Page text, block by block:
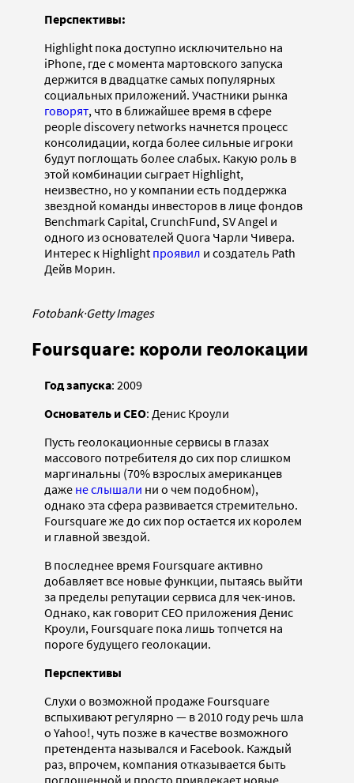
Перспективы:
Highlight пока доступно исключительно на
iPhone, где с момента мартовского запуска
держится в двадцатке самых популярных
социальных приложений. Участники рынка
говорят, что в ближайшее время в сфере
people discovery networks начнется процесс
консолидации, когда более сильные игроки
будут поглощать более слабых. Какую роль в
этой комбинации сыграет Highlight,
неизвестно, но у компании есть поддержка
звездной команды инвесторов в лице фондов
Benchmark Capital, CrunchFund, SV Angel и
одного из основателей Quora Чарли Чивера.
Интерес к Highlight проявил и создатель Path
Дейв Морин.
Fotobank·Getty Images
Foursquare: короли геолокации
Год запуска: 2009
Основатель и CEO: Денис Кроули
Пусть геолокационные сервисы в глазах
массового потребителя до сих пор слишком
маргинальны (70% взрослых американцев
даже не слышали ни о чем подобном),
однако эта сфера развивается стремительно.
Foursquare же до сих пор остается их королем
и главной звездой.
В последнее время Foursquare активно
добавляет все новые функции, пытаясь выйти
за пределы репутации сервиса для чек-инов.
Однако, как говорит CEO приложения Денис
Кроули, Foursquare пока лишь топчется на
пороге будущего геолокации.
Перспективы
Слухи о возможной продаже Foursquare
вспыхивают регулярно — в 2010 году речь шла
о Yahoo!, чуть позже в качестве возможного
претендента назывался и Facebook. Каждый
раз, впрочем, компания отказывается быть
поглощенной и просто привлекает новые